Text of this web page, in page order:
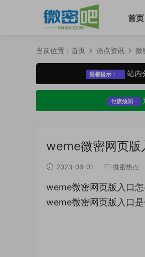
首页
当前位置： 首页 热点资讯 微
温馨提示： 站内
付废须知
weme微密网页版
2023-06-01 微密热点
weme微密网页版入口
weme微密网页版入口